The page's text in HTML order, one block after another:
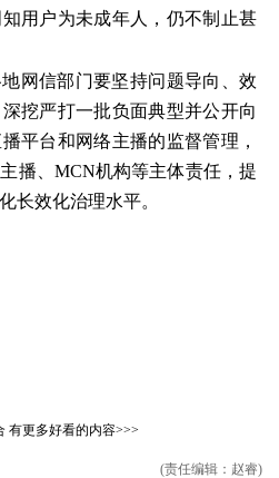
用户为未成年人，仍不制止甚
网信部门要坚持问题导向、效
挖严打一批负面典型并公开向
平台和网络主播的监督管理，
播、MCN机构等主体责任，提
长效化治理水平。
有更多好看的内容>>>
(责任编辑：赵睿)